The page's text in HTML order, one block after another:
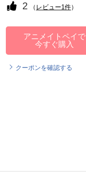
2 （ レビュー1件）
アニメイトペイで
今すぐ購入
クーポンを確認する